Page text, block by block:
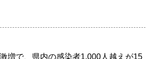
増で、県内の感染者1.000人越えが15